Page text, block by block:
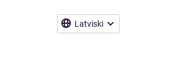
Latviski